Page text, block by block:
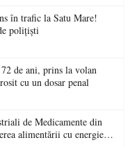
în trafic la Satu Mare!
polițiști
de ani, prins la volan
cu un dosar penal
de Medicamente din
alimentării cu energie